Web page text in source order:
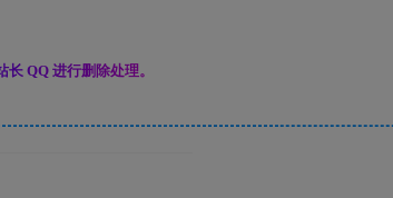
QQ 进行删除处理。